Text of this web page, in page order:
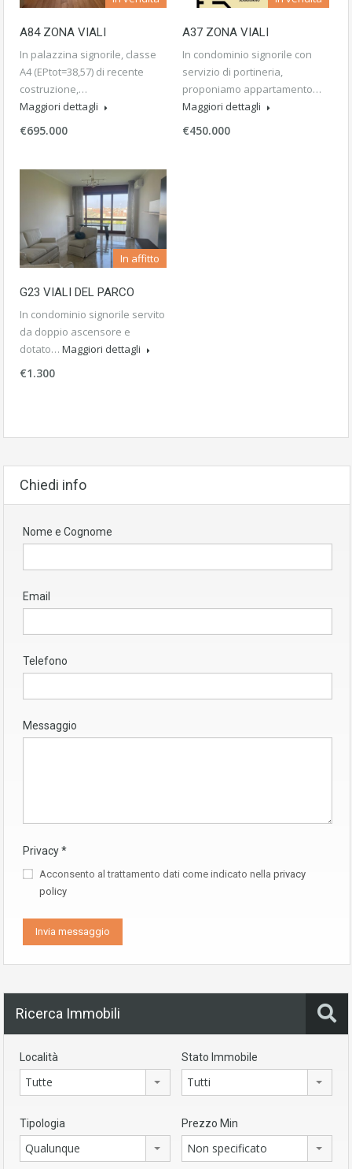
A84 ZONA VIALI
In palazzina signorile, classe
A4 (EPtot=38,57) di recente
costruzione,…
Maggiori dettagli
€695.000
A37 ZONA VIALI
In condominio signorile con
servizio di portineria,
proponiamo appartamento…
Maggiori dettagli
€450.000
In affitto
G23 VIALI DEL PARCO
In condominio signorile servito
da doppio ascensore e
dotato… Maggiori dettagli
€1.300
Chiedi info
Nome e Cognome
Email
Telefono
Messaggio
Privacy*
Acconsento al trattamento dati come indicato nella privacy
policy
Ricerca Immobili
Località
Tutte
Stato Immobile
Tutti
Tipologia
Qualunque
Prezzo Min
Non specificato